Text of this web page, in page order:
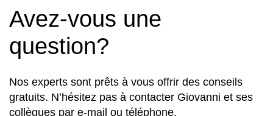
Avez-vous une
question?
Nos experts sont prêts à vous offrir des conseils
gratuits. N’hésitez pas à contacter Giovanni et ses
collègues par e-mail ou téléphone.